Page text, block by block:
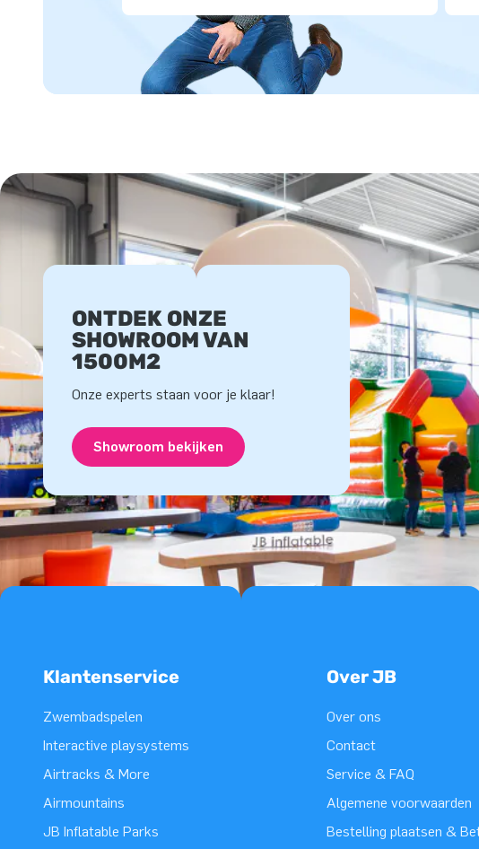
ONTDEK ONZE
SHOWROOM VAN
1500M2
Onze experts staan voor je klaar!
Showroom bekijken
Klantenservice
Zwembadspelen
Interactive playsystems
Airtracks & More
Airmountains
JB Inflatable Parks
Over JB
Over ons
Contact
Service & FAQ
Algemene voorwaarden
Bestelling plaatsen &